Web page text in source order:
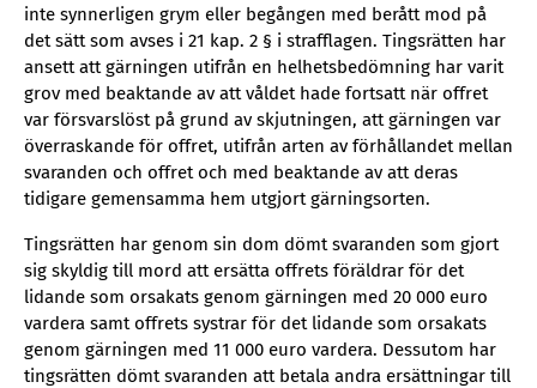
inte synnerligen grym eller begången med berått mod på
det sätt som avses i 21 kap. 2 § i strafflagen. Tingsrätten har
ansett att gärningen utifrån en helhetsbedömning har varit
grov med beaktande av att våldet hade fortsatt när offret
var försvarslöst på grund av skjutningen, att gärningen var
överraskande för offret, utifrån arten av förhållandet mellan
svaranden och offret och med beaktande av att deras
tidigare gemensamma hem utgjort gärningsorten.
Tingsrätten har genom sin dom dömt svaranden som gjort
sig skyldig till mord att ersätta offrets föräldrar för det
lidande som orsakats genom gärningen med 20 000 euro
vardera samt offrets systrar för det lidande som orsakats
genom gärningen med 11 000 euro vardera. Dessutom har
tingsrätten dömt svaranden att betala andra ersättningar till